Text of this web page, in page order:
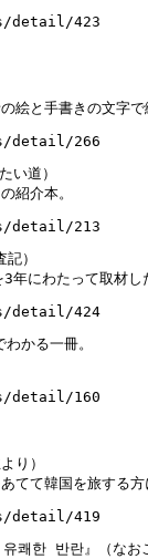
detail/423
絵と手書きの文字
detail/266
い道）
紹介本。
detail/213
）
年にわたって取材し
detail/424
かる一冊。
detail/160
り）
てて韓国を旅する
detail/419
한 반란』（なお